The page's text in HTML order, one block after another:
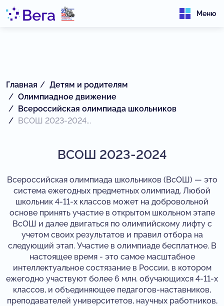
Меню
Главная
Детям и родителям
Олимпиадное движение
Всероссийская олимпиада школьников
ВСОШ 2023-2024...
ВСОШ 2023-2024
Всероссийская олимпиада школьников (ВсОШ) — это
система ежегодных предметных олимпиад. Любой
школьник 4-11-х классов может на добровольной
основе принять участие в открытом школьном этапе
ВсОШ и далее двигаться по олимпийскому лифту с
учетом своих результатов и правил отбора на
следующий этап. Участие в олимпиаде бесплатное. В
настоящее время - это самое масштабное
интеллектуальное состязание в России, в котором
ежегодно участвуют более 6 млн. обучающихся 4-11-х
классов, и объединяющее педагогов-наставников,
преподавателей университетов, научных работников,